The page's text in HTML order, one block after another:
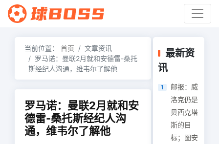
当前位置： 首页
文章资讯
罗马诺：曼联2月就和安德雷-桑托
斯经纪人沟通，维韦尔了解他
罗马诺：曼联2月就和安
德雷-桑托斯经纪人沟
通，维韦尔了解他
最新资
讯
1
邮报：威
洛克仍是
贝西克塔
斯的目
标；图安